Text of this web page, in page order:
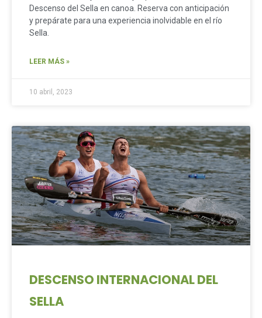
Descenso del Sella en canoa. Reserva con anticipación
y prepárate para una experiencia inolvidable en el río
Sella.
LEER MÁS »
10 abril, 2023
DESCENSO INTERNACIONAL DEL
SELLA